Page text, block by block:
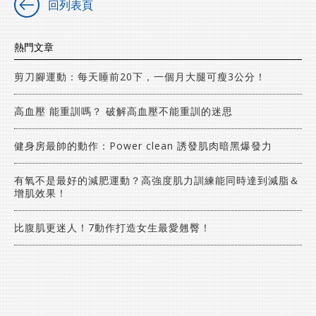
回列表頁
熱門文章
剪刀腳運動：每天睡前20下，一個月大腿可瘦3公分！
高血壓 能重訓嗎？ 破解高血壓不能重訓的迷思
健身房最帥的動作：Power clean 誘發肌肉暗黑爆發力
有氧不是最好的減肥運動？高強度肌力訓練能同時達到減脂＆
增肌效果！
比腹肌更迷人！7動作打造女生最愛翹臀！